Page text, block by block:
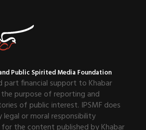
Public Spirited Media Foundation
part financial support to Khabar
purpose of reporting and
of public interest. IPSMF does
legal or moral responsibility
the content published by Khabar